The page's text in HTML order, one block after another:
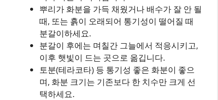
뿌리가 화분을 가득 채웠거나 배수가 잘 안 될
때, 또는 흙이 오래되어 통기성이 떨어질 때
분갈이하세요.
분갈이 후에는 며칠간 그늘에서 적응시키고,
이후 햇빛이 드는 곳으로 옮깁니다.
토분(테라코타) 등 통기성 좋은 화분이 좋으
며, 화분 크기는 기존보다 한 치수만 크게 선
택하세요.